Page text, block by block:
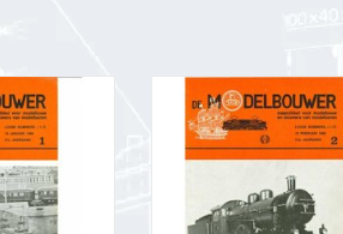
95.69.001
(PDF)
HINZUFÜGEN
De Modelbouwer
Jahrgang "De
Ausgabe : 69.002 (PDF)
ZUM WARENKORB